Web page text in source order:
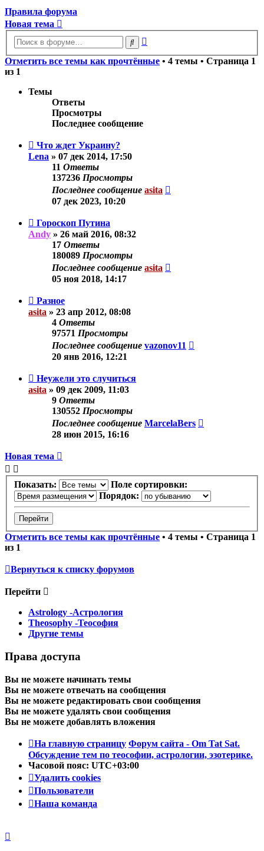
Правила форума
Новая тема
Поиск
Отметить все темы как прочтённые • 4 темы • Страница 1
из 1
Темы
Ответы
Просмотры
Последнее сообщение
Что ждет Украину?
Lena » 07 дек 2014, 17:50
11 Ответы
137236 Просмотры
Последнее сообщение asita
07 дек 2023, 10:20
Гороскоп Путина
Andy » 26 май 2016, 08:32
17 Ответы
180089 Просмотры
Последнее сообщение asita
05 ноя 2018, 14:17
Разное
asita » 23 апр 2012, 08:08
4 Ответы
97571 Просмотры
Последнее сообщение vazonov11
20 янв 2016, 12:21
Неужели это случиться
asita » 09 дек 2009, 11:03
9 Ответы
130552 Просмотры
Последнее сообщение MarcelaBers
28 июн 2015, 16:16
Новая тема
Показать:
Поле сортировки:
Порядок:
Отметить все темы как прочтённые • 4 темы • Страница 1
из 1
Вернуться к списку форумов
Перейти
Astrology -Астрология
Theosophy -Теософия
Другие темы
Права доступа
Вы не можете начинать темы
Вы не можете отвечать на сообщения
Вы не можете редактировать свои сообщения
Вы не можете удалять свои сообщения
Вы не можете добавлять вложения
На главную страницу Форум сайта - Om Tat Sat.
Обсуждение тем по теософии, астрологии, эзотерике.
Часовой пояс: UTC+03:00
Удалить cookies
Пользователи
Наша команда